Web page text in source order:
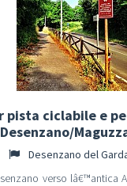
pista ciclabile e
Desenzano/
Desenzano del
verso lâ€™antica